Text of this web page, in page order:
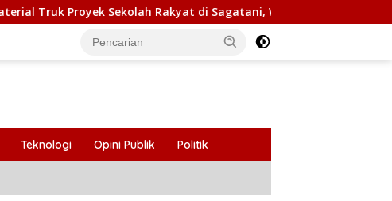
Rakyat di Sagatani, Warga Keluhkan Pengemudi Ugal-ugalan
Teknologi Opini Publik Politik